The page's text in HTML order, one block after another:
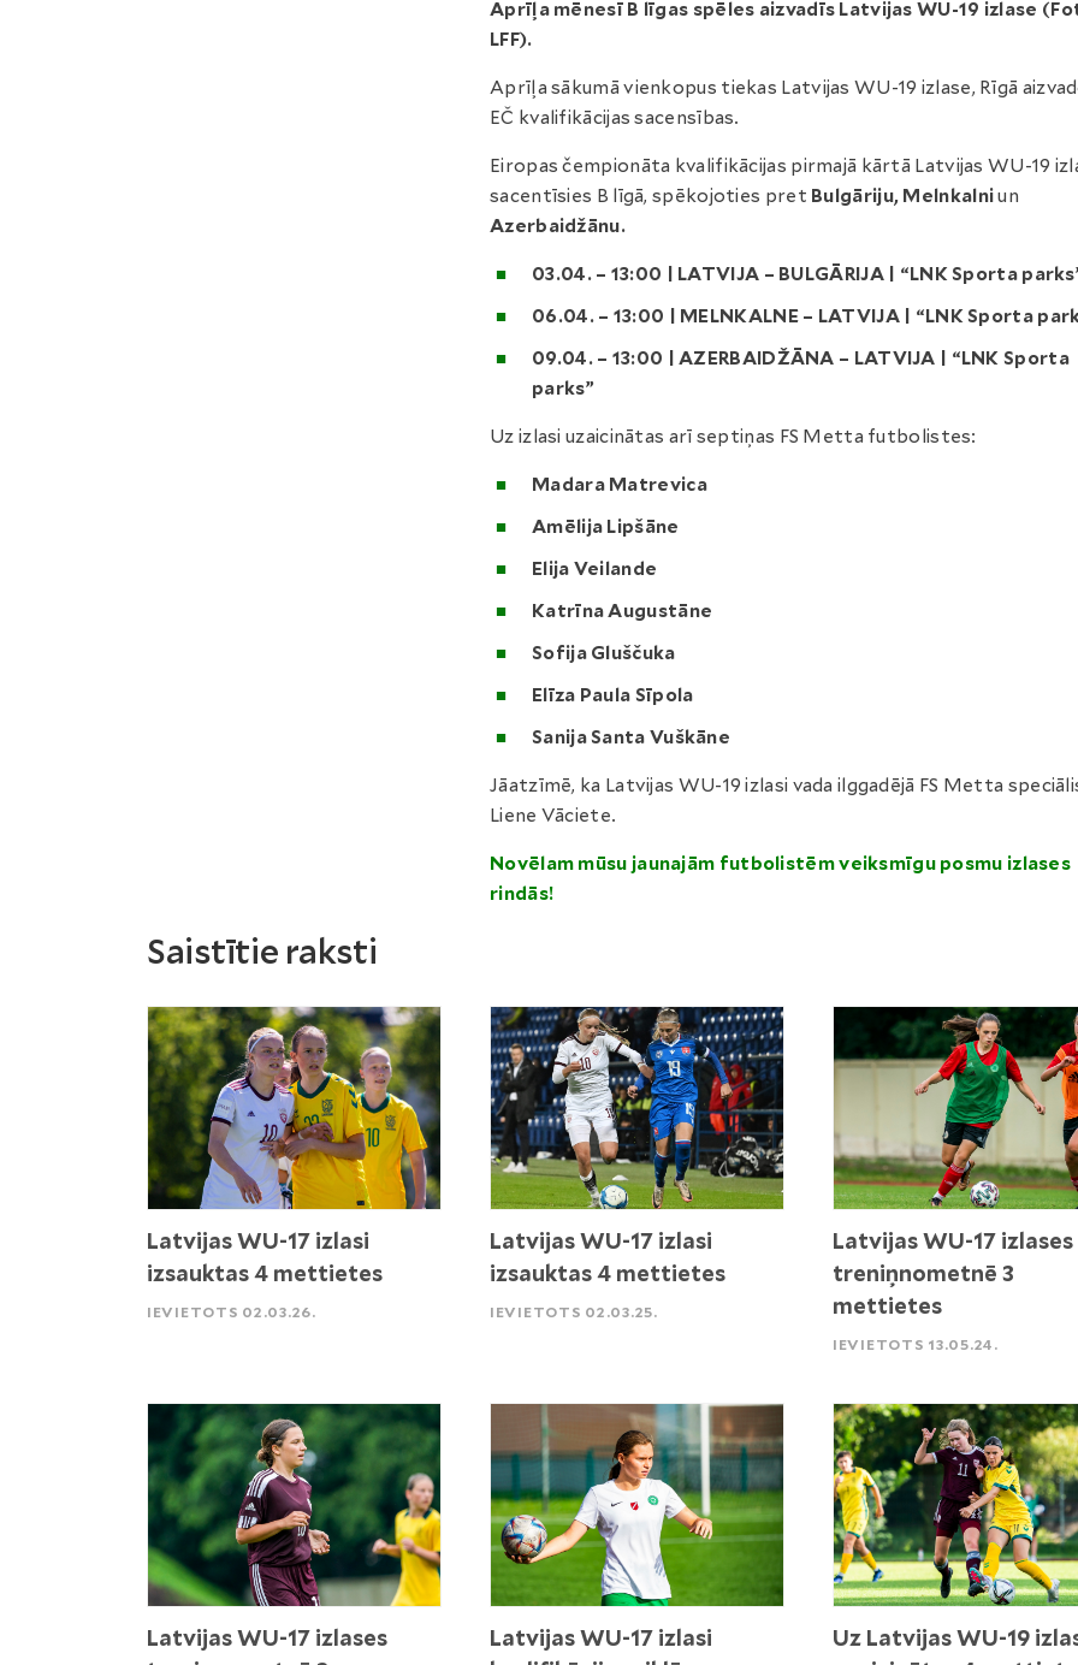
Aprīļa mēnesī B līgas spēles aizvadīs Latvijas WU-19 izlase
LFF).
Aprīļa sākumā vienkopus tiekas Latvijas WU-19 izlase, Rīgā
EČ kvalifikācijas sacensības.
Eiropas čempionāta kvalifikācijas pirmajā kārtā Latvijas WU-19
sacentīsies B līgā, spēkojoties pret Bulgāriju, Melnkalniun
Azerbaidžānu.
03.04. – 13:00 | LATVIJA – BULGĀRIJA | “LNK Sporta
06.04. – 13:00 | MELNKALNE – LATVIJA | “LNK Sporta
09.04. – 13:00 | AZERBAIDŽĀNA – LATVIJA | “LNK Sporta
parks”
Uz izlasi uzaicinātas arī septiņas FS Metta futbolistes:
Madara Matrevica
Amēlija Lipšāne
Elija Veilande
Katrīna Augustāne
Sofija Gluščuka
Elīza Paula Sīpola
Sanija Santa Vuškāne
Jāatzīmē, ka Latvijas WU-19 izlasi vada ilggadējā FS Metta
Liene Vāciete.
Novēlam mūsu jaunajām futbolistēm veiksmīgu posmu izlases
rindās!
Saistītie raksti
Latvijas WU-17 izlasi
izsauktas 4 mettietes
IEVIETOTS 02.03.26.
Latvijas WU-17 izlasi
izsauktas 4 mettietes
IEVIETOTS 02.03.25.
Latvijas WU-17 izlases
treniņnometnē 3
mettietes
IEVIETOTS 13.05.24.
Latvijas WU-17 izlases
Latvijas WU-17 izlasi
Uz Latvijas WU-19